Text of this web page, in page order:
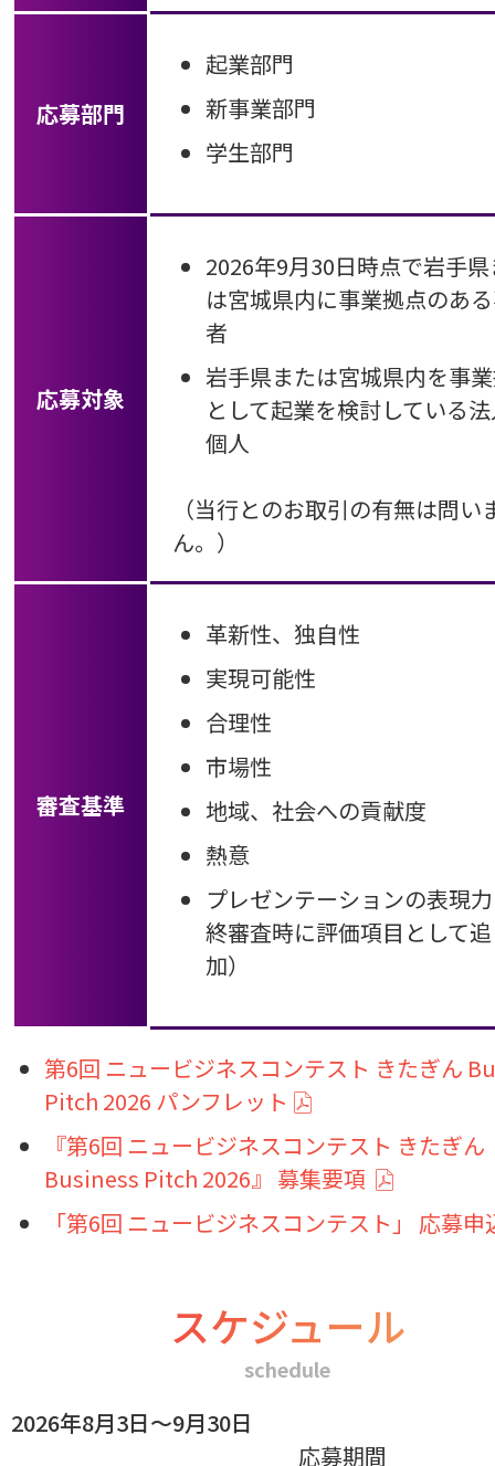
応募部門
起業部門
新事業部門
学生部門
応募対象
2026年9月30日時点で岩手
は宮城県内に事業拠点のあ
者
岩手県または宮城県内を事
として起業を検討している
個人
（当行とのお取引の有無は問い
ん。）
審査基準
革新性、独自性
実現可能性
合理性
市場性
地域、社会への貢献度
熱意
プレゼンテーションの表現
終審査時に評価項目として追
加）
第6回 ニュービジネスコンテスト きたぎん
Pitch 2026 パンフレット
『第6回 ニュービジネスコンテスト きたぎん
Business Pitch 2026』 募集要項
「第6回 ニュービジネスコンテスト」 応募
スケジュール
schedule
2026年8月3日～9月30日
応募期間